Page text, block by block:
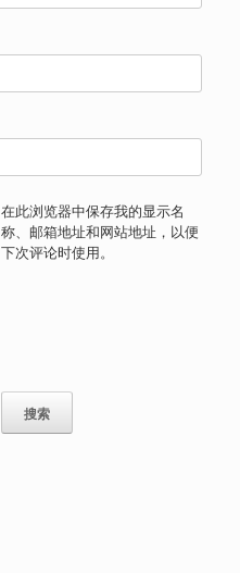
在此浏览器中保存我的显示名
称、邮箱地址和网站地址，以便
下次评论时使用。
搜索